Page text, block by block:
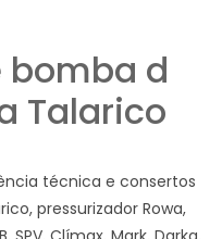
bomba d
Talarico
técnica e consertos
pressurizador Rowa,